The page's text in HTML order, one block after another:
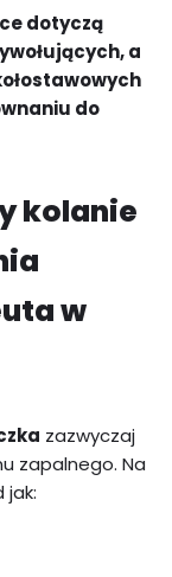
dotyczą
a
do
kolanie
w
zazwyczaj
zapalnego. Na